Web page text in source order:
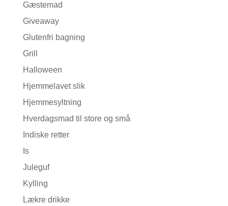
Gæstemad
Giveaway
Glutenfri bagning
Grill
Halloween
Hjemmelavet slik
Hjemmesyltning
Hverdagsmad til store og små
Indiske retter
Is
Juleguf
Kylling
Lækre drikke